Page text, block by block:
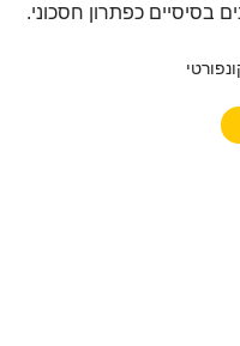
בסיסיים כפתרון חסכוני.